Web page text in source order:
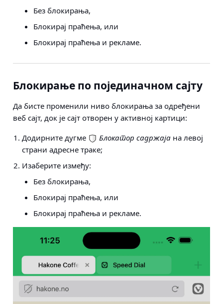
Без блокирања,
Блокирај праћења, или
Блокирај праћења и рекламе.
Блокирање по појединачном сајту
Да бисте променили ниво блокирања за одређени
веб сајт, док је сајт отворен у активној картици:
Додирните дугме
Блокатор садржаја на левој
страни адресне траке;
Изаберите између:
Без блокирања,
Блокирај праћења, или
Блокирај праћења и рекламе.